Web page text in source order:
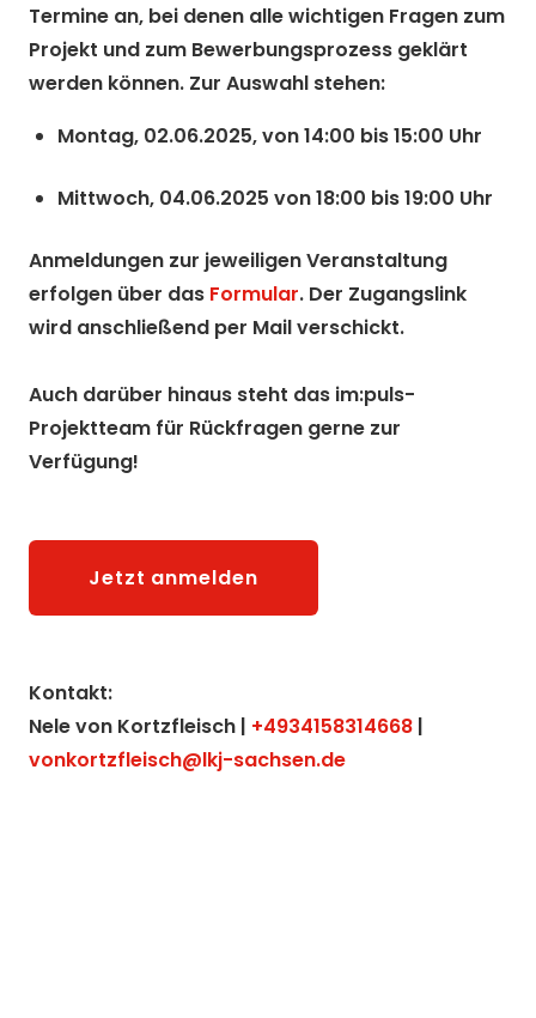
Termine an, bei denen alle wichtigen Fragen zum
Projekt und zum Bewerbungsprozess geklärt
werden können. Zur Auswahl stehen:
Montag, 02.06.2025, von 14:00 bis 15:00 Uhr
Mittwoch, 04.06.2025 von 18:00 bis 19:00 Uhr
Anmeldungen zur jeweiligen Veranstaltung
erfolgen über das Formular. Der Zugangslink
wird anschließend per Mail verschickt.
Auch darüber hinaus steht das im:puls-
Projektteam für Rückfragen gerne zur
Verfügung!
Jetzt anmelden
Kontakt:
Nele von Kortzfleisch | +4934158314668 |
vonkortzfleisch@lkj-sachsen.de